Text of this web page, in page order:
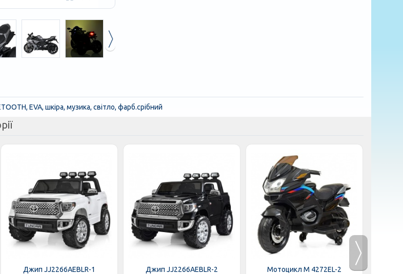
EVA, шкіра, музика, світло, фарб.срібний
Джип JJ2266AEBLR-1 Джип JJ2266AEBLR-2 Мотоцикл M 4272EL-2